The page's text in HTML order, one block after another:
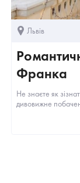
Львів
Франка
Не знаєте як
дивовижне